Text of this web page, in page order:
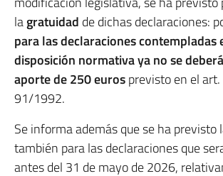
lagratuidad de dichas declaraciones:
para las declaraciones contempladas
disposición normativa ya no se
aporte de 250 eurosprevisto en el
91/1992.
Se informa además que se ha previsto
también para las declaraciones que
antes del 31 de mayo de 2026,